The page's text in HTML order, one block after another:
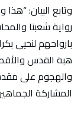
وتابع البيان:
رواية شعبنا
بارواحهم لنحيى
هبة القدس
والهجوم على
المشاركة